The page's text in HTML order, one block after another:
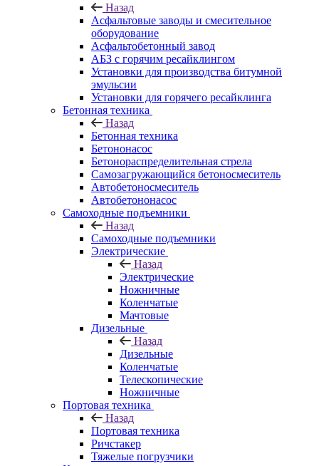
Назад
Асфальтовые заводы и смесительное
оборудование
Асфальтобетонный завод
АБЗ с горячим ресайклингом
Установки для производства битумной
эмульсии
Установки для горячего ресайклинга
Бетонная техника
Назад
Бетонная техника
Бетононасос
Бетонораспределительная стрела
Самозагружающийся бетоносмеситель
Автобетоносмеситель
Автобетононасос
Самоходные подъемники
Назад
Самоходные подъемники
Электрические
Назад
Электрические
Ножничные
Коленчатые
Мачтовые
Дизельные
Назад
Дизельные
Коленчатые
Телескопические
Ножничные
Портовая техника
Назад
Портовая техника
Ричстакер
Тяжелые погрузчики